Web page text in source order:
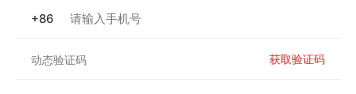
+86
获取验证码